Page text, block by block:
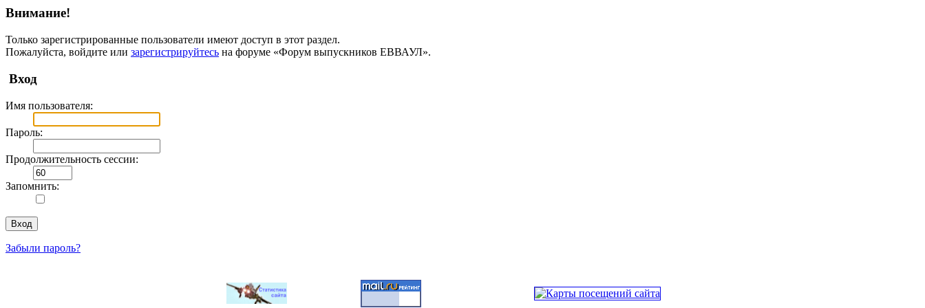
Внимание!
Только зарегистрированные пользователи имеют доступ в этот раздел.
Пожалуйста, войдите или зарегистрируйтесь на форуме «Форум выпускников ЕВВАУЛ».
Вход
Имя пользователя:
Пароль:
Продолжительность сессии:
Запомнить:
Забыли пароль?